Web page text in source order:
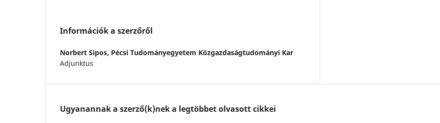
Információk a szerzőről
Norbert Sipos, Pécsi Tudományegyetem Közgazdaságtudományi Kar
Adjunktus
Ugyanannak a szerző(k)nek a legtöbbet olvasott cikkei